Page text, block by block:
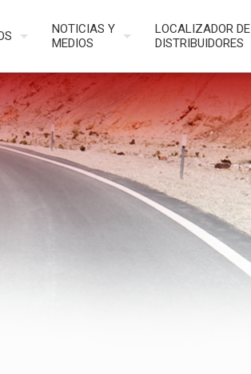
NOTICIAS Y
MEDIOS
LOCALIZADOR DE
DISTRIBUIDORES